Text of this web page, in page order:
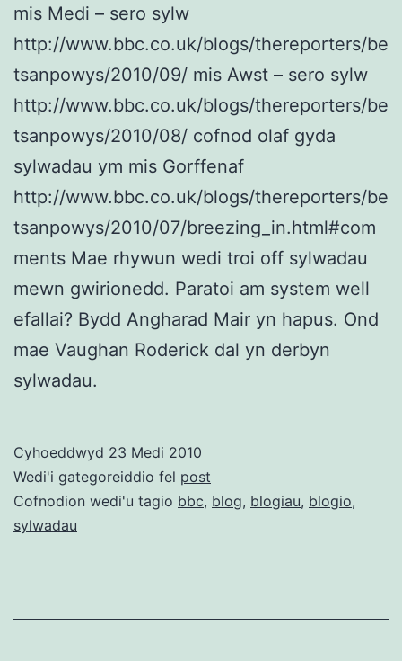
mis Medi – sero sylw
http://www.bbc.co.uk/blogs/thereporters/be
tsanpowys/2010/09/ mis Awst – sero sylw
http://www.bbc.co.uk/blogs/thereporters/be
tsanpowys/2010/08/ cofnod olaf gyda
sylwadau ym mis Gorffenaf
http://www.bbc.co.uk/blogs/thereporters/be
tsanpowys/2010/07/breezing_in.html#com
ments Mae rhywun wedi troi off sylwadau
mewn gwirionedd. Paratoi am system well
efallai? Bydd Angharad Mair yn hapus. Ond
mae Vaughan Roderick dal yn derbyn
sylwadau.
Cyhoeddwyd 23 Medi 2010
Wedi'i gategoreiddio fel post
Cofnodion wedi'u tagio bbc, blog, blogiau, blogio,
sylwadau